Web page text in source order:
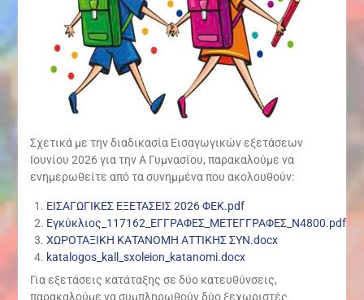
Σχετικά με την διαδικασία Εισαγωγικών εξετάσεων
Ιουνίου 2026 για την Α Γυμνασίου, παρακαλούμε να
ενημερωθείτε από τα συνημμένα που ακολουθούν:
ΕΙΣΑΓΩΓΙΚΕΣ ΕΞΕΤΑΣΕΙΣ 2026 ΦΕΚ.pdf
Εγκύκλιος_117162_ΕΓΓΡΑΦΕΣ_ΜΕΤΕΓΓΡΑΦΕΣ_Ν4800.pdf
ΧΩΡΟΤΑΞΙΚΗ ΚΑΤΑΝΟΜΗ ΑΤΤΙΚΗΣ ΣΥΝ.docx
katalogos_kall_sxoleion_katanomi.docx
Για εξετάσεις κατάταξης σε δύο κατευθύνσεις,
παρακαλούμε να συμπληρωθούν δύο ξεχωριστές